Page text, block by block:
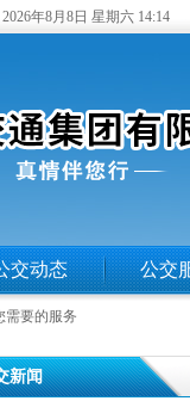
2026年8月8日 星期六 14:14
交动态 公交
需要的服务
新闻